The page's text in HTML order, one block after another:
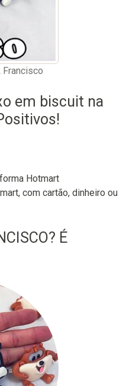
em biscuit na
Hotmart
com cartão, dinheiro ou
É